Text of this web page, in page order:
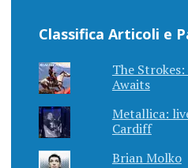
Classifica Articoli e
The
Awaits
Metallica:
Cardiff
Brian Molko